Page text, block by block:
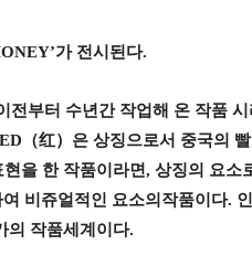
가 전시된다.
전부터 수년간 작업해 온 작품
（红） 은 상징으로서 중국의
을 한 작품이라면, 상징의 요소
비쥬얼적인 요소의작품이다.
의 작품세계이다.